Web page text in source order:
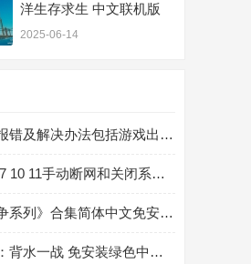
洋生存求生 中文联机版
2025-06-14
游戏启动报错及解决办法包括游戏出现黑屏、闪退、进游戏没反应、错误提示等
Windows 7 10 11手动断网和关闭系统自带杀软及防火墙教程
《全面战争系列》合集简体中文免安装版
黑暗时代：背水一战 免安装绿色中文版